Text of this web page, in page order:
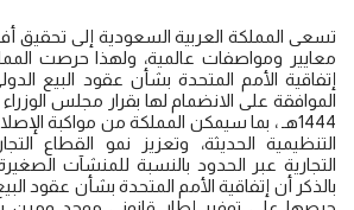
تسعى المملكة العربية السعودية إلى تحقيق
معايير ومواصفات عالمية، ولهذا حرصت
إتفاقية الأمم المتحدة بشأن عقود البيع
1444هـ ، بما سيمكن المملكة من مواكبة
التنظيمية الحديثة، وتعزيز نمو القطاع
التجارية عبر الحدود بالنسبة للمنشآت
بالذكر أن إتفاقية الأمم المتحدة بشأن عقود